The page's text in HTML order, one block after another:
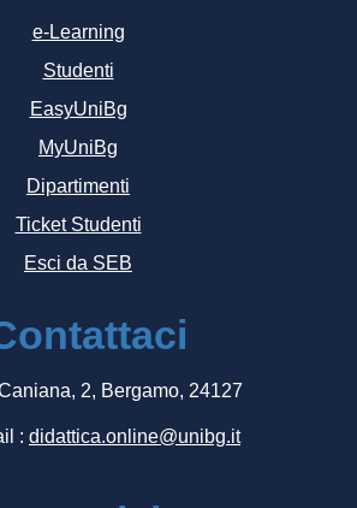
e-Learning
Studenti
EasyUniBg
MyUniBg
Dipartimenti
Ticket Studenti
Esci da SEB
2, Bergamo, 24127
: didattica.online@unibg.it